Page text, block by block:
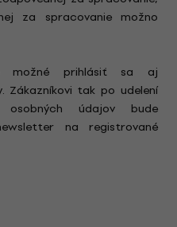
za spracovanie možno
možné prihlásiť sa aj
Zákazníkovi tak po udelení
osobných údajov bude
na registrované